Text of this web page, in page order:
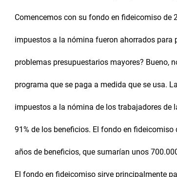
Comencemos con su fondo en fideicomiso de
impuestos a la nómina fueron ahorrados
problemas presupuestarios mayores? Bueno,
programa que se paga a medida que se usa.
impuestos a la nómina de los trabajadores de
91% de los beneficios. El fondo en
años de beneficios, que sumarían unos
El fondo en fideicomiso sirve principalmente